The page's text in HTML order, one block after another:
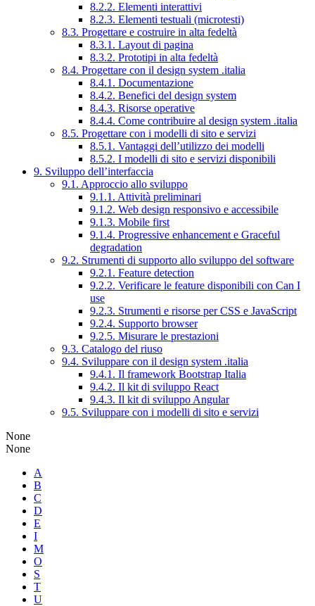
8.2.2. Elementi interattivi
8.2.3. Elementi testuali (microtesti)
8.3. Progettare e costruire in alta fedeltà
8.3.1. Layout di pagina
8.3.2. Prototipi in alta fedeltà
8.4. Progettare con il design system .italia
8.4.1. Documentazione
8.4.2. Benefici del design system
8.4.3. Risorse operative
8.4.4. Come contribuire al design system .italia
8.5. Progettare con i modelli di sito e servizi
8.5.1. Vantaggi dell’utilizzo dei modelli
8.5.2. I modelli di sito e servizi disponibili
9. Sviluppo dell’interfaccia
9.1. Approccio allo sviluppo
9.1.1. Attività preliminari
9.1.2. Web design responsivo e accessibile
9.1.3. Mobile first
9.1.4. Progressive enhancement e Graceful
degradation
9.2. Strumenti di supporto allo sviluppo del software
9.2.1. Feature detection
9.2.2. Verificare le feature disponibili con Can I
use
9.2.3. Strumenti e risorse per CSS e JavaScript
9.2.4. Supporto browser
9.2.5. Misurare le prestazioni
9.3. Catalogo del riuso
9.4. Sviluppare con il design system .italia
9.4.1. Il framework Bootstrap Italia
9.4.2. Il kit di sviluppo React
9.4.3. Il kit di sviluppo Angular
9.5. Sviluppare con i modelli di sito e servizi
None
None
A
B
C
D
E
I
M
O
S
T
U